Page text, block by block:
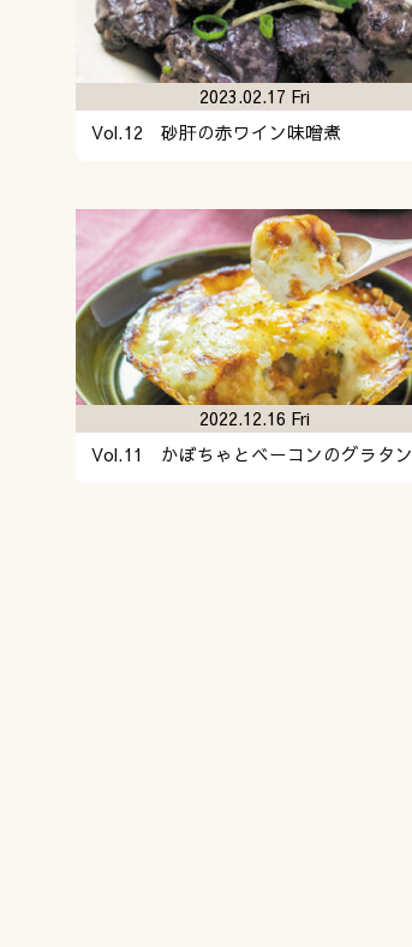
Vol.12 砂肝の赤ワイン味噌煮
2023.02.17 Fri
Vol.11 かぼちゃとベーコンのグラタン
2022.12.16 Fri